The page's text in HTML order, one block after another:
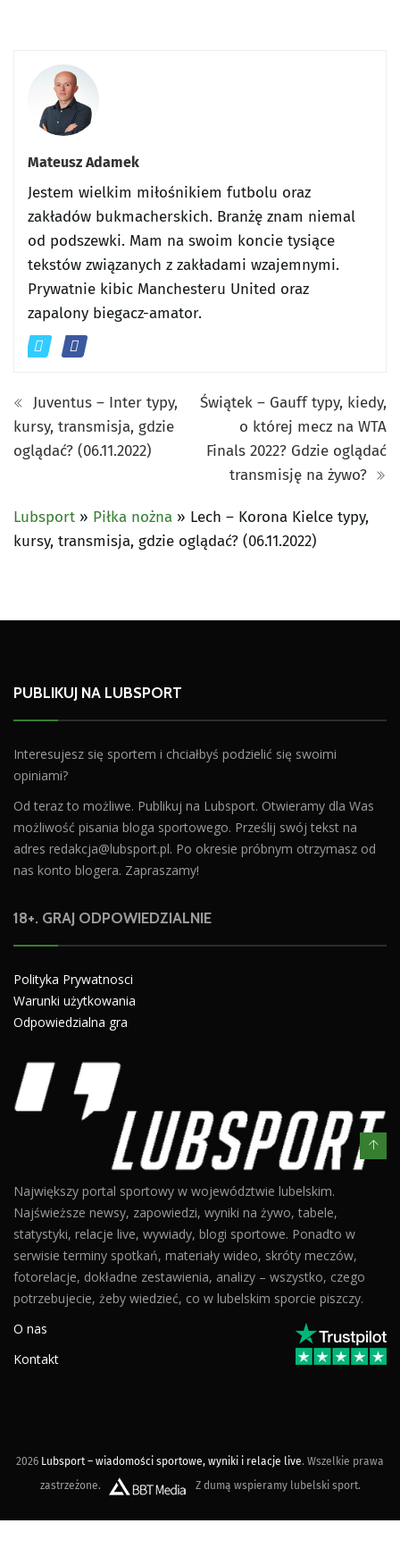
Mateusz Adamek
Jestem wielkim miłośnikiem futbolu oraz
zakładów bukmacherskich. Branżę znam niemal
od podszewki. Mam na swoim koncie tysiące
tekstów związanych z zakładami wzajemnymi.
Prywatnie kibic Manchesteru United oraz
zapalony biegacz-amator.
Juventus – Inter typy,
kursy, transmisja, gdzie
oglądać? (06.11.2022)
Świątek – Gauff typy, kiedy,
o której mecz na WTA
Finals 2022? Gdzie oglądać
transmisję na żywo?
Lubsport » Piłka nożna » Lech – Korona Kielce typy,
kursy, transmisja, gdzie oglądać? (06.11.2022)
PUBLIKUJ NA LUBSPORT
Interesujesz się sportem i chciałbyś podzielić się swoimi
opiniami?
Od teraz to możliwe. Publikuj na Lubsport. Otwieramy dla Was
możliwość pisania bloga sportowego. Prześlij swój tekst na
adres redakcja@lubsport.pl. Po okresie próbnym otrzymasz od
nas konto blogera. Zapraszamy!
18+. GRAJ ODPOWIEDZIALNIE
Polityka Prywatnosci
Warunki użytkowania
Odpowiedzialna gra
Największy portal sportowy w województwie lubelskim.
Najświeższe newsy, zapowiedzi, wyniki na żywo, tabele,
statystyki, relacje live, wywiady, blogi sportowe. Ponadto w
serwisie terminy spotkań, materiały wideo, skróty meczów,
fotorelacje, dokładne zestawienia, analizy – wszystko, czego
potrzebujecie, żeby wiedzieć, co w lubelskim sporcie piszczy.
O nas
Kontakt
2026 Lubsport – wiadomości sportowe, wyniki i relacje live. Wszelkie prawa
zastrzeżone.
Z dumą wspieramy lubelski sport.